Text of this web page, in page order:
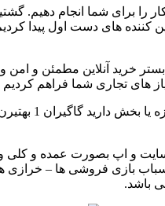
را برای شما انجام دهیم.
کننده های دست اول پیدا
گاگیران 1 یک بستر خرید آنلاین مطمئن و
های تجاری شما فراهم کردیم
اگر فروشگاه یا مغازه
و اپ بصورت عمده و کلی
بازی فروشی ها – خرازی
باشد.